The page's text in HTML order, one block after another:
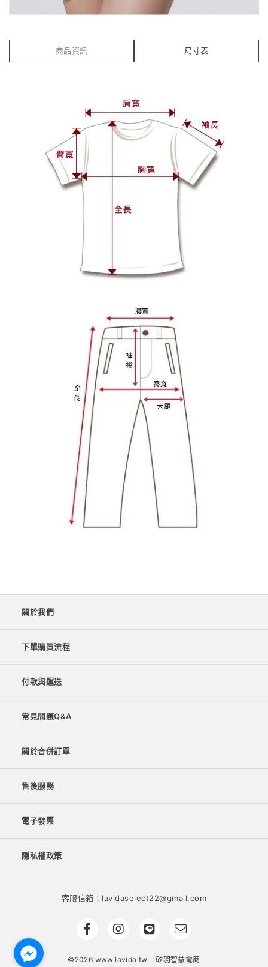
商品資訊 尺寸表
關於我們
下單購買流程
付款與運送
常見問題Q&A
關於合併訂單
售後服務
電子發票
隱私權政策
客服信箱：lavidaselect22@gmail.com
©2026 www.lavida.tw 矽羽智慧電商